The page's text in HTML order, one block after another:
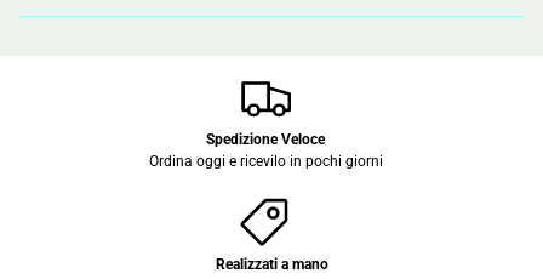
Spedizione Veloce
Ordina oggi e ricevilo in pochi giorni
Realizzati a mano